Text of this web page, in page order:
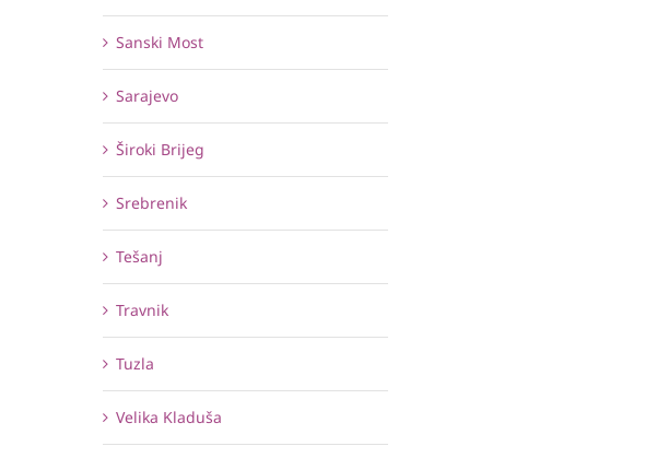
Sanski Most
Sarajevo
Široki Brijeg
Srebrenik
Tešanj
Travnik
Tuzla
Velika Kladuša